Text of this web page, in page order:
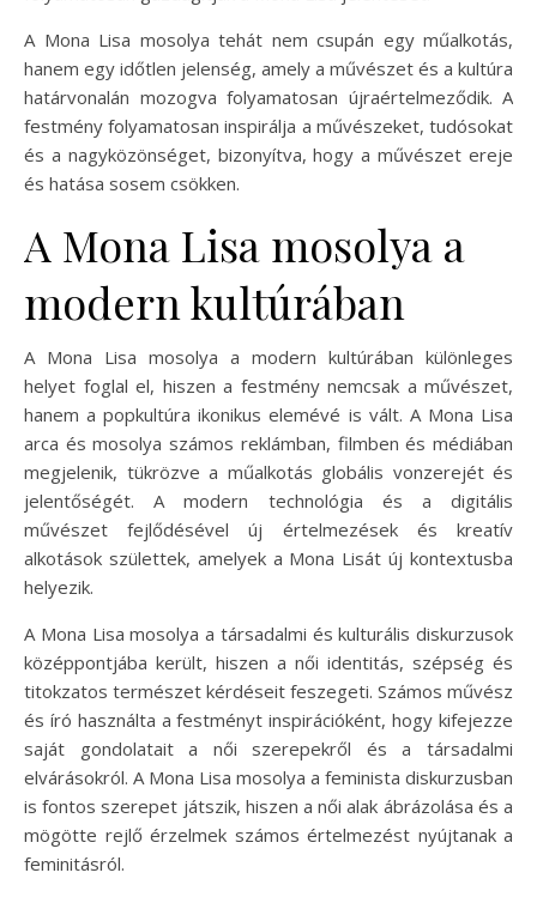
A Mona Lisa mosolya tehát nem csupán egy műalkotás,
hanem egy időtlen jelenség, amely a művészet és a kultúra
határvonalán mozogva folyamatosan újraértelmeződik. A
festmény folyamatosan inspirálja a művészeket, tudósokat
és a nagyközönséget, bizonyítva, hogy a művészet ereje
és hatása sosem csökken.
A Mona Lisa mosolya a
modern kultúrában
A Mona Lisa mosolya a modern kultúrában különleges
helyet foglal el, hiszen a festmény nemcsak a művészet,
hanem a popkultúra ikonikus elemévé is vált. A Mona Lisa
arca és mosolya számos reklámban, filmben és médiában
megjelenik, tükrözve a műalkotás globális vonzerejét és
jelentőségét. A modern technológia és a digitális
művészet fejlődésével új értelmezések és kreatív
alkotások születtek, amelyek a Mona Lisát új kontextusba
helyezik.
A Mona Lisa mosolya a társadalmi és kulturális diskurzusok
középpontjába került, hiszen a női identitás, szépség és
titokzatos természet kérdéseit feszegeti. Számos művész
és író használta a festményt inspirációként, hogy kifejezze
saját gondolatait a női szerepekről és a társadalmi
elvárásokról. A Mona Lisa mosolya a feminista diskurzusban
is fontos szerepet játszik, hiszen a női alak ábrázolása és a
mögötte rejlő érzelmek számos értelmezést nyújtanak a
feminitásról.